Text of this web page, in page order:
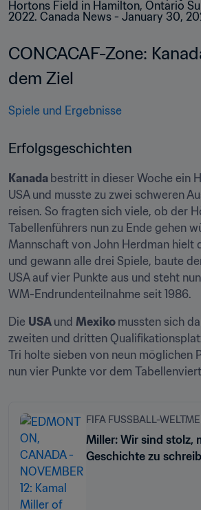
CONCACAF-Zone:
dem Ziel
Spiele und Ergebnisse
Erfolgsgeschichten
Kanada bestritt in dieser Woche ein
USA und musste zu zwei schweren
reisen. So fragten sich viele, ob der
Tabellenführers nun zu Ende gehen
Mannschaft von John Herdman hielt
und gewann alle drei Spiele, baute
USA auf vier Punkte aus und steht
WM-Endrundenteilnahme seit 1986.
Die USA und Mexiko mussten sich
zweiten und dritten
Tri holte sieben von neun möglichen
Miller: Wir sind stolz,
Geschichte zu